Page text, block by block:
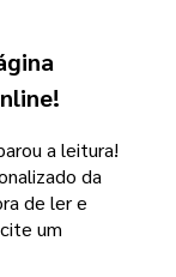
a leitura!
da
de ler e
um